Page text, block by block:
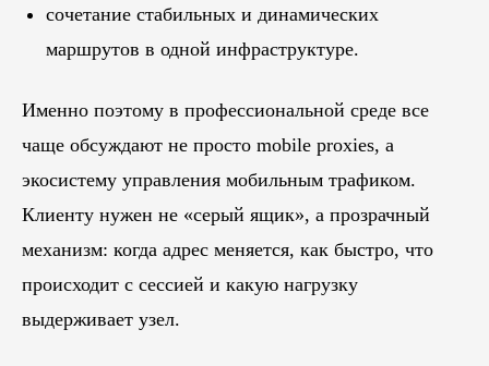
сочетание стабильных и динамических
маршрутов в одной инфраструктуре.
Именно поэтому в профессиональной среде все
чаще обсуждают не просто mobile proxies, а
экосистему управления мобильным трафиком.
Клиенту нужен не «серый ящик», а прозрачный
механизм: когда адрес меняется, как быстро, что
происходит с сессией и какую нагрузку
выдерживает узел.